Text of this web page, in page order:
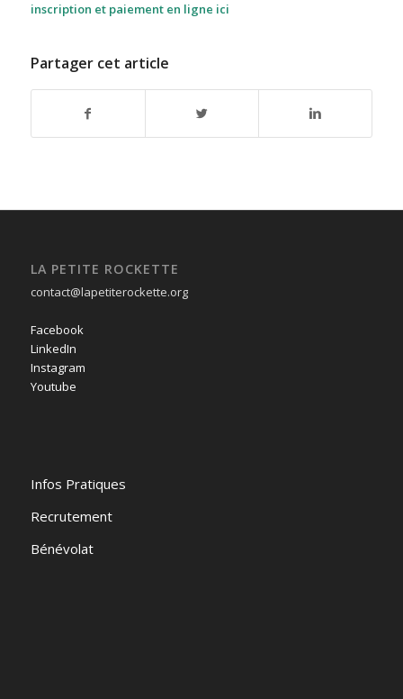
inscription et paiement en ligne ici
Partager cet article
LA PETITE ROCKETTE
contact@lapetiterockette.org
Facebook
LinkedIn
Instagram
Youtube
Infos Pratiques
Recrutement
Bénévolat